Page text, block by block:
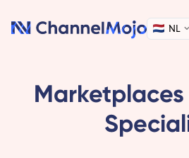
NL
Marketplaces